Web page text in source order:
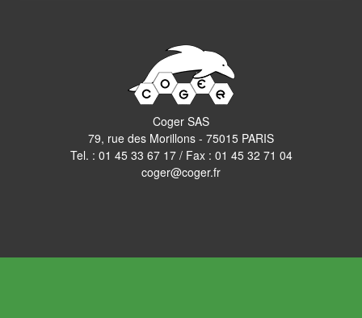
Coger SAS
79, rue des Morillons - 75015 PARIS
Tel. : 01 45 33 67 17/ Fax : 01 45 32 71 04
coger@coger.fr